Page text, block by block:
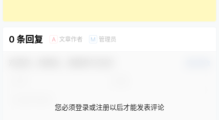
0 条回复 A 文章作者 M 管理员
您必须登录或注册以后才能发表评论